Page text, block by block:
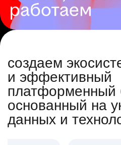
создаем
и эффективный
платформенный
основанный на
данных и